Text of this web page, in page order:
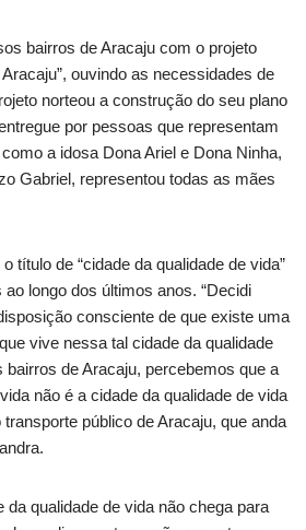
bairros de Aracaju com o projeto
ouvindo as necessidades de
norteou a construção do seu plano
por pessoas que representam
a idosa Dona Ariel e Dona Ninha,
Gabriel, representou todas as mães
título de “cidade da qualidade de vida”
longo dos últimos anos. “Decidi
consciente de que existe uma
vive nessa tal cidade da qualidade
bairros de Aracaju, percebemos que a
não é a cidade da qualidade de vida
público de Aracaju, que anda
da qualidade de vida não chega para